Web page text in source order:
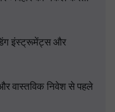
इंस्ट्रूमेंट्स और
वास्तविक निवेश से पहले